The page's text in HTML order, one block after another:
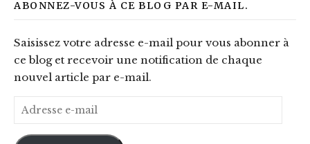
ABONNEZ-VOUS À CE BLOG PAR E-MAIL.
Saisissez votre adresse e-mail pour vous abonner à
ce blog et recevoir une notification de chaque
nouvel article par e-mail.
Adresse e-mail